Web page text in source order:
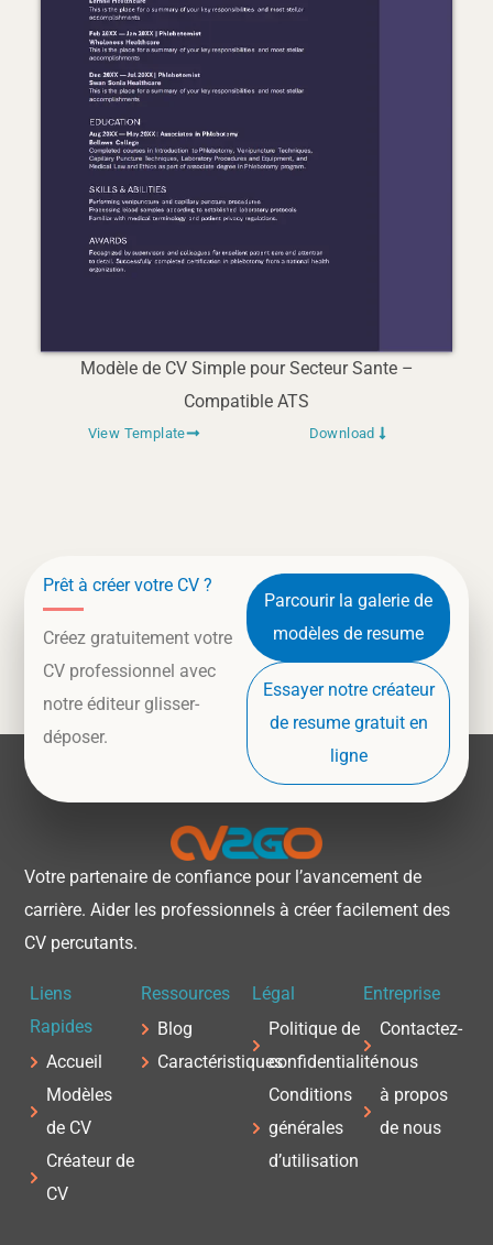
Modèle de CV Simple pour Secteur Sante –
Compatible ATS
View Template Download
Prêt à créer votre CV ?
Créez gratuitement votre
CV professionnel avec
notre éditeur glisser-
déposer.
Parcourir la galerie de
modèles de resume
Essayer notre créateur
de resume gratuit en
ligne
Votre partenaire de confiance pour l’avancement de
carrière. Aider les professionnels à créer facilement des
CV percutants.
Liens
Rapides
Accueil
Modèles
de CV
Créateur de
CV
Ressources
Blog
Caractéristiques
Légal
Politique de
confidentialité
Conditions
générales
d’utilisation
Entreprise
Contactez-
nous
à propos
de nous